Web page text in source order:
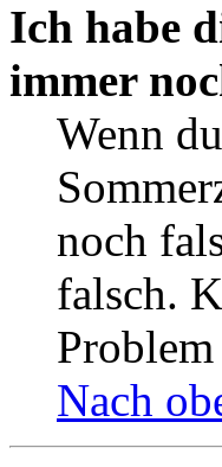
Ich habe
immer
Wenn
noch
falsch.
Nach